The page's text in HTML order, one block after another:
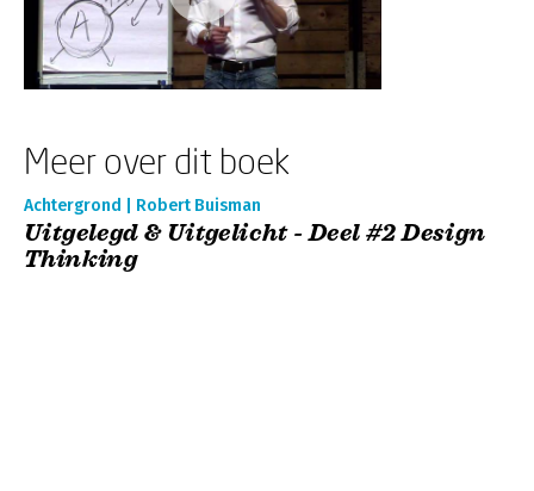
Meer over dit boek
Achtergrond | Robert Buisman
Uitgelegd & Uitgelicht - Deel #2 Design
Thinking